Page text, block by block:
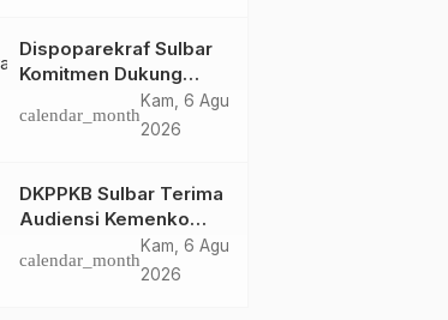
Dispoparekraf Sulbar
Komitmen Dukung
Penyusunan RAD
TPB/SDGs Sulawesi
calendar_month
Kam, 6 Agu
2026
DKPPKB Sulbar Terima
Audiensi Kemenko
Kumham Imipas RI,
Perkuat Pelayanan
calendar_month
Kam, 6 Agu
2026